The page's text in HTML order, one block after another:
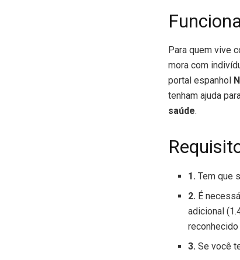
Para quem vive
mora com
portal espanhol
tenham ajuda
saúde.
1.Tem que
2. É
adicional
3.Se você